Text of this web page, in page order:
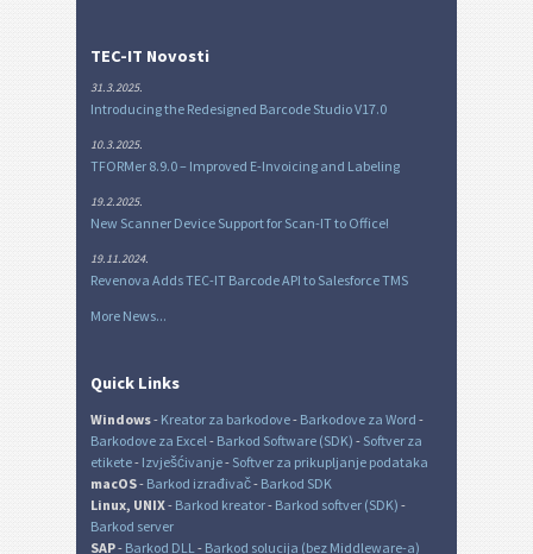
TEC-IT Novosti
31.3.2025.
Introducing the Redesigned Barcode Studio V17.0
10.3.2025.
TFORMer 8.9.0 – Improved E-Invoicing and Labeling
19.2.2025.
New Scanner Device Support for Scan-IT to Office!
19.11.2024.
Revenova Adds TEC-IT Barcode API to Salesforce TMS
More News...
Quick Links
Windows- Kreator za barkodove- Barkodove za Word -
Barkodove za Excel - Barkod Software (SDK) - Softver za
etikete- Izvješćivanje- Softver za prikupljanje podataka
macOS- Barkod izrađivač- Barkod SDK
Linux, UNIX- Barkod kreator- Barkod softver (SDK) -
Barkod server
SAP- Barkod DLL - Barkod solucija (bez Middleware-a)